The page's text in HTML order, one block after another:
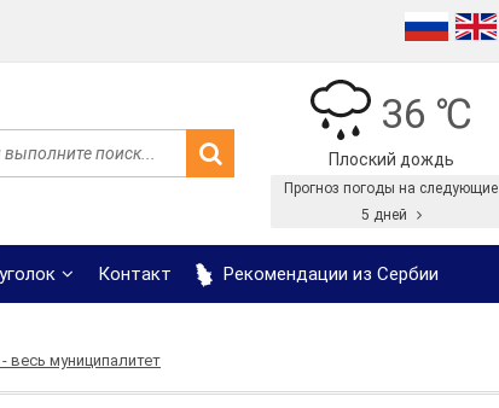
36 ℃
Плоский дождь
Прогноз погоды на следующие
5 дней
Контакт Рекомендации из Сербии
весь муниципалитет